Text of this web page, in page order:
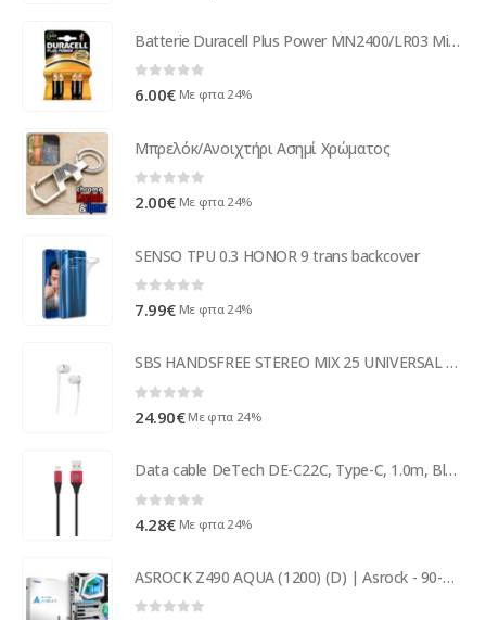
Batterie Duracell Plus Power MN2400/LR03 Micro AAA (4 Pcs)
0out of 5
6.00€ Με φπα 24%
Μπρελόκ/Ανοιχτήρι Ασημί Χρώματος
0 out of 5
2.00€ Με φπα 24%
SENSO TPU 0.3 HONOR 9 trans backcover
0out of 5
7.99€ Με φπα 24%
SBS HANDSFREE STEREO MIX 25 UNIVERSAL white
0 out of 5
24.90€ Με φπα 24%
Data cable DeTech DE-C22C, Type-C, 1.0m, Black - 40105
4.28€ Με φπα 24%
ASROCK Z490 AQUA (1200) (D) | Asrock - 90-MXBBW0-A0UAYZ